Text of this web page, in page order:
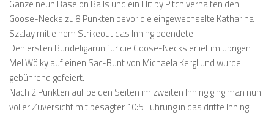
Ganze neun Base on Balls und ein Hit by Pitch verhalfen den
Goose-Necks zu 8 Punkten bevor die eingewechselte Katharina
Szalay mit einem Strikeout das Inning beendete.
Den ersten Bundeligarun für die Goose-Necks erlief im übrigen
Mel Wölky auf einen Sac-Bunt von Michaela Kergl und wurde
gebührend gefeiert.
Nach 2 Punkten auf beiden Seiten im zweiten Inning ging man nun
voller Zuversicht mit besagter 10:5 Führung in das dritte Inning.